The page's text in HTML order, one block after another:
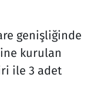
genişliğinde
kurulan
ile 3 adet